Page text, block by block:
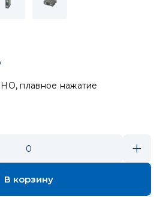
плавное нажатие
0 +
В корзину